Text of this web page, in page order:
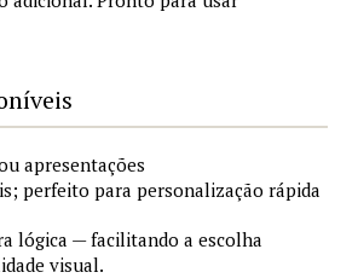
apresentações
perfeito para personalização rápida
lógica — facilitando a escolha
visual.